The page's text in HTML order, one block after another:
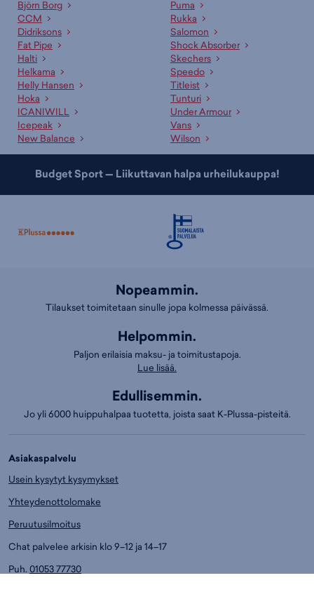
Asiakaspalvelumme ja myyjämme auttavat oikean tuotteen
valinnassa
Ammattitaitoinen asiakaspalvelumme sekä kauppojemme
asiantuntevat myyjät palvelevat sinua mielellään sopivan tuotteen ja
koon etsinnässä. Lisäksi meillä on useille tuotteille erinomaiset
valintaoppaat
, jotka auttavat sopivan tuotteen valinnassa. Tutustu
myös kategorioihimme
,vaelluspaidatja
vaellusalusasut
Björn Borg
CCM
Didriksons
Fat Pipe
Halti
Helkama
Helly Hansen
Hoka
ICANIWILL
Icepeak
New Balance
Puma
Rukka
Salomon
Shock Absorber
Skechers
Speedo
Titleist
Tunturi
Under Armour
Vans
Wilson
Budget Sport — Liikuttavan halpa urheilukauppa!
Nopeammin.
Tilaukset toimitetaan sinulle jopa kolmessa päivässä.
Helpommin.
Paljon erilaisia maksu- ja toimitustapoja.
Lue lisää.
Edullisemmin.
Jo yli 6000 huippuhalpaa tuotetta, joista saat K-Plussa-pisteitä.
Asiakaspalvelu
Usein kysytyt kysymykset
Yhteydenottolomake
Peruutusilmoitus
Chat palvelee arkisin klo 9–12 ja 14–17
Puh. 01053 77730